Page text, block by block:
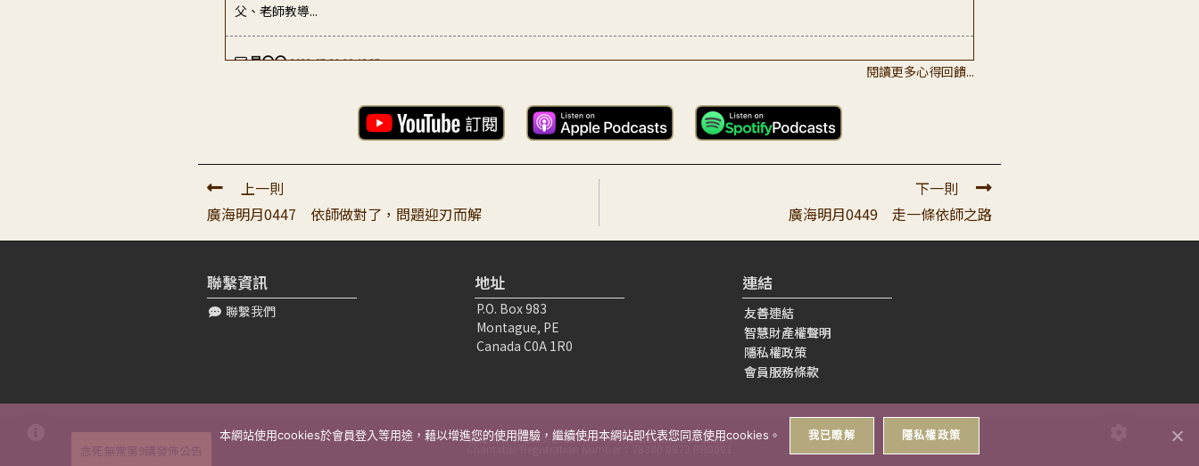
父、老師教導...
晁〇〇2022-07-21 10:48:37
448講 先聽聞佛法全貌，走最近的路 我們都急著入道！急著修行！急著精進！聽聞會花費更多時間！不這樣做，了解是支離破碎然後
448講《廣海明月》學習心得 寫信給老師 至心敬礼大宝老師： 真是無比地淨信.感恩師父、老師諄諄教誨！感受到真是幸福...
蔡〇〇
橫衝直撞，而自己的習慣與...
孫〇〇
頂禮老師 宗:要先聽聞了解佛法全貌，走直線之路 卡點:覺得浪費時間，不能馬上修行，急修行 因 1.要先聽聞，反覆辨析，得正知見
至尊無上大寶恩師： 無限感恩您和师父苦口婆心殷殷教誨我們一開始修行佛法一定要親近善知識，瞭解整體佛法的綱要和次第，這樣
閱讀更多心得回饋...
上一則
廣海明月0447 依師做對了，問題迎刃而解
下一則
廣海明月0449 走一條依師之路
聯繫資訊
聯繫我們
地址
P.O. Box 983
Montague, PE
Canada C0A 1R0
連結
友善連結
智慧財產權聲明
隱私權政策
會員服務條款
版權所有© 2019-2026 AMRITA Translation Foundation
念死無常第9講發佈公告
本網站使用cookies於會員登入等用途，藉以增進您的使用體驗，繼續使用本網站即代表您同意使用cookies。 我已瞭解 隱私權政策